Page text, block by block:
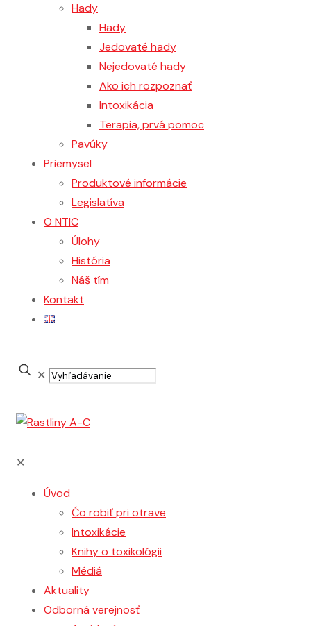
Hady
Hady
Jedovaté hady
Nejedovaté hady
Ako ich rozpoznať
Intoxikácia
Terapia, prvá pomoc
Pavúky
Priemysel
Produktové informácie
Legislatíva
O NTIC
Úlohy
História
Náš tím
Kontakt
✕ Vyhľadávanie
✕
Úvod
Čo robiť pri otrave
Intoxikácie
Knihy o toxikológii
Médiá
Aktuality
Odborná verejnosť